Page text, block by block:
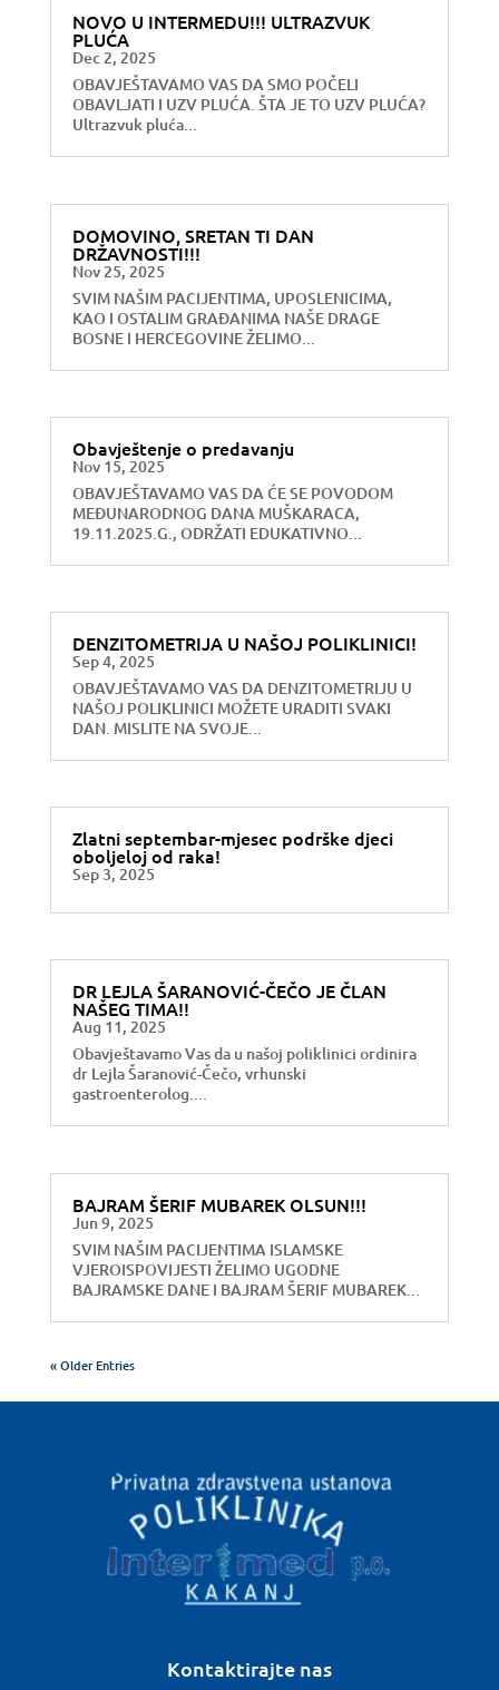
NOVO U INTERMEDU!!! ULTRAZVUK
PLUĆA
Dec 2, 2025
OBAVJEŠTAVAMO VAS DA SMO POČELI
OBAVLJATI I UZV PLUĆA. ŠTA JE TO UZV PLUĆA?
Ultrazvuk pluća...
DOMOVINO, SRETAN TI DAN
DRŽAVNOSTI!!!
Nov 25, 2025
SVIM NAŠIM PACIJENTIMA, UPOSLENICIMA,
KAO I OSTALIM GRAĐANIMA NAŠE DRAGE
BOSNE I HERCEGOVINE ŽELIMO...
Obavještenje o predavanju
Nov 15, 2025
OBAVJEŠTAVAMO VAS DA ĆE SE POVODOM
MEĐUNARODNOG DANA MUŠKARACA,
19.11.2025.G., ODRŽATI EDUKATIVNO...
DENZITOMETRIJA U NAŠOJ POLIKLINICI!
Sep 4, 2025
OBAVJEŠTAVAMO VAS DA DENZITOMETRIJU U
NAŠOJ POLIKLINICI MOŽETE URADITI SVAKI
DAN. MISLITE NA SVOJE...
Zlatni septembar-mjesec podrške djeci
oboljeloj od raka!
Sep 3, 2025
DR LEJLA ŠARANOVIĆ-ČEČO JE ČLAN
NAŠEG TIMA!!
Aug 11, 2025
Obavještavamo Vas da u našoj poliklinici ordinira
dr Lejla Šaranović-Čečo, vrhunski
gastroenterolog....
BAJRAM ŠERIF MUBAREK OLSUN!!!
Jun 9, 2025
SVIM NAŠIM PACIJENTIMA ISLAMSKE
VJEROISPOVIJESTI ŽELIMO UGODNE
BAJRAMSKE DANE I BAJRAM ŠERIF MUBAREK...
« Older Entries
Kontaktirajte nas